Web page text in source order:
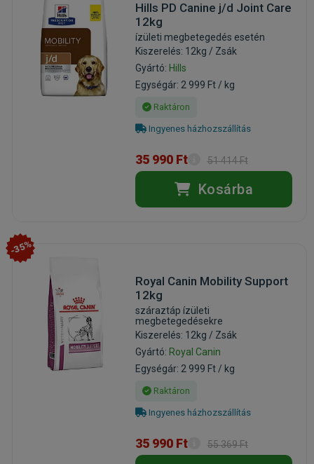
Hills PD Canine j/d Joint Care
12kg
ízületi megbetegedés esetén
Kiszerelés: 12kg / Zsák
Gyártó: Hills
Egységár: 2 999 Ft / kg
Raktáron
Ingyenes házhozszállítás
35 990 Ft 51 414 Ft
Kosárba
-35%
Royal Canin Mobility Support
12kg
száraztáp ízületi
megbetegedésekre
Kiszerelés: 12kg / Zsák
Gyártó: Royal Canin
Egységár: 2 999 Ft / kg
Raktáron
Ingyenes házhozszállítás
35 990 Ft 55 369 Ft